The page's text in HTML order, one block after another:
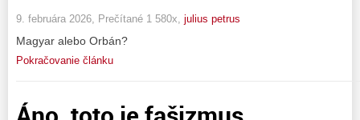
9. februára 2026, Prečítané 1 580x, julius petrus
Magyar alebo Orbán?
Pokračovanie článku